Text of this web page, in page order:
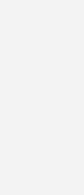
ERE
von uns
und
über